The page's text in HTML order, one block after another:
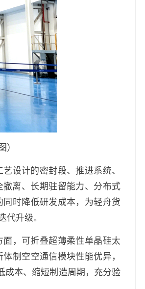
）
设计的密封段、推进系统、
离、长期驻留能力、分布式
时降低研发成本，为轻舟货
代升级。
，可折叠超薄柔性单晶硅太
制空空通信模块性能优异，
成本、缩短制造周期，充分验